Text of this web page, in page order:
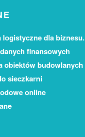
dla biznesu.
finansowych
obiektów budowlanych
sieczkarni
online